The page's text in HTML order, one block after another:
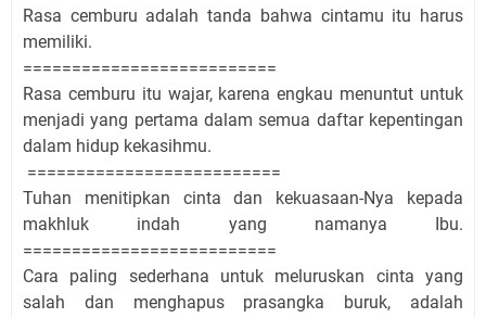
Rasa cemburu adalah tanda bahwa cintamu itu harus
memiliki.
==========================
Rasa cemburu itu wajar, karena engkau menuntut untuk
menjadi yang pertama dalam semua daftar kepentingan
dalam hidup kekasihmu.
==========================
Tuhan menitipkan cinta dan kekuasaan-Nya kepada
makhluk indah yang namanya Ibu.
==========================
Cara paling sederhana untuk meluruskan cinta yang
salah dan menghapus prasangka buruk, adalah